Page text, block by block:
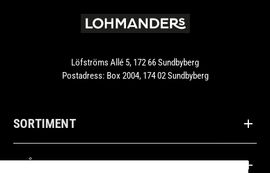
Löfströms Allé 5, 172 66 Sundbyberg
Postadress: Box 2004, 174 02 Sundbyberg
SORTIMENT
Produkter
FRÅGOR